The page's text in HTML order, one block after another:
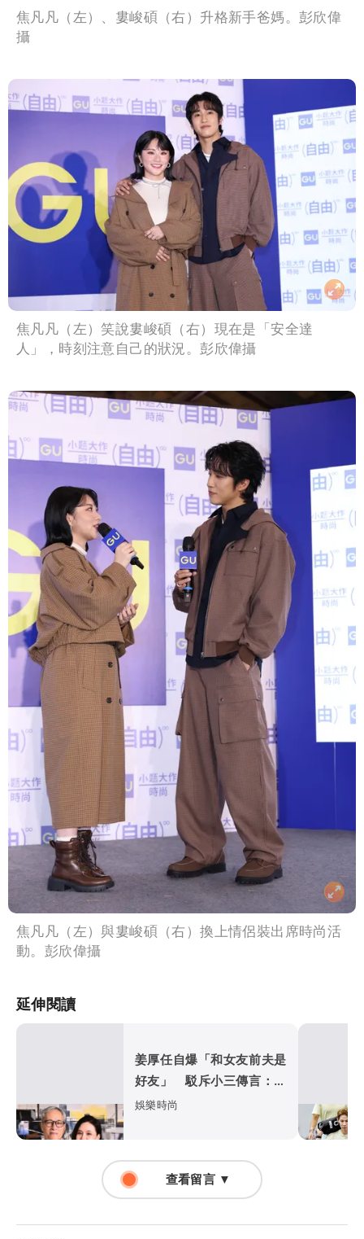
焦凡凡（左）、婁峻碩（右）升格新手爸媽。彭欣偉
攝
焦凡凡（左）笑說婁峻碩（右）現在是「安全達
人」，時刻注意自己的狀況。彭欣偉攝
焦凡凡（左）與婁峻碩（右）換上情侶裝出席時尚活
動。彭欣偉攝
延伸閱讀
姜厚任自爆「和女友前夫是
好友」 駁斥小三傳言：你
在講三小？
娛樂時尚
查看留言 ▼